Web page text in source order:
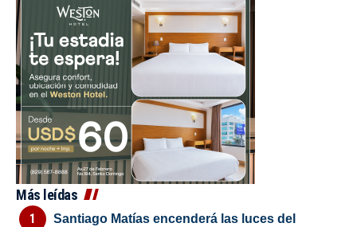
Más leídas
Santiago Matías encenderá las luces del